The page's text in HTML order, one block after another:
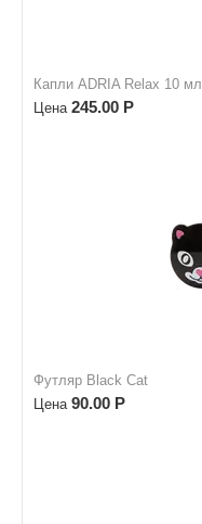
Капли ADRIA Relax 10 мл.
Цена 245.00 Р
Футляр Black Cat
Цена 90.00 Р